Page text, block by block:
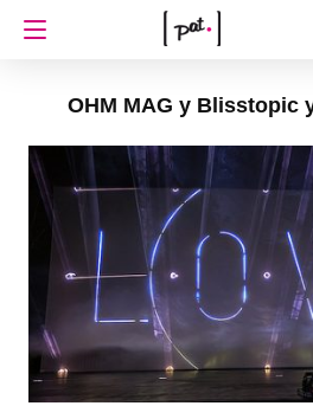
OHM MAG y Blisstopic